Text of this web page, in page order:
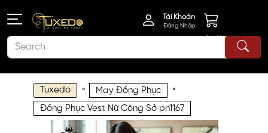
Tài Khoản
Đăng Nhập
Giỏ Hàng
Tuxedo » May Đồng Phục »
Đồng Phục Vest Nữ Công Sở pn1167